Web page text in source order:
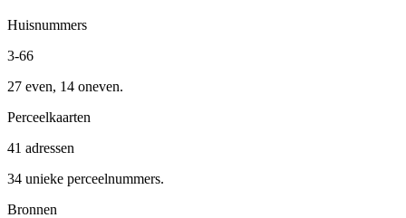
Huisnummers
3-66
27 even, 14 oneven.
Perceelkaarten
41 adressen
34 unieke perceelnummers.
Bronnen